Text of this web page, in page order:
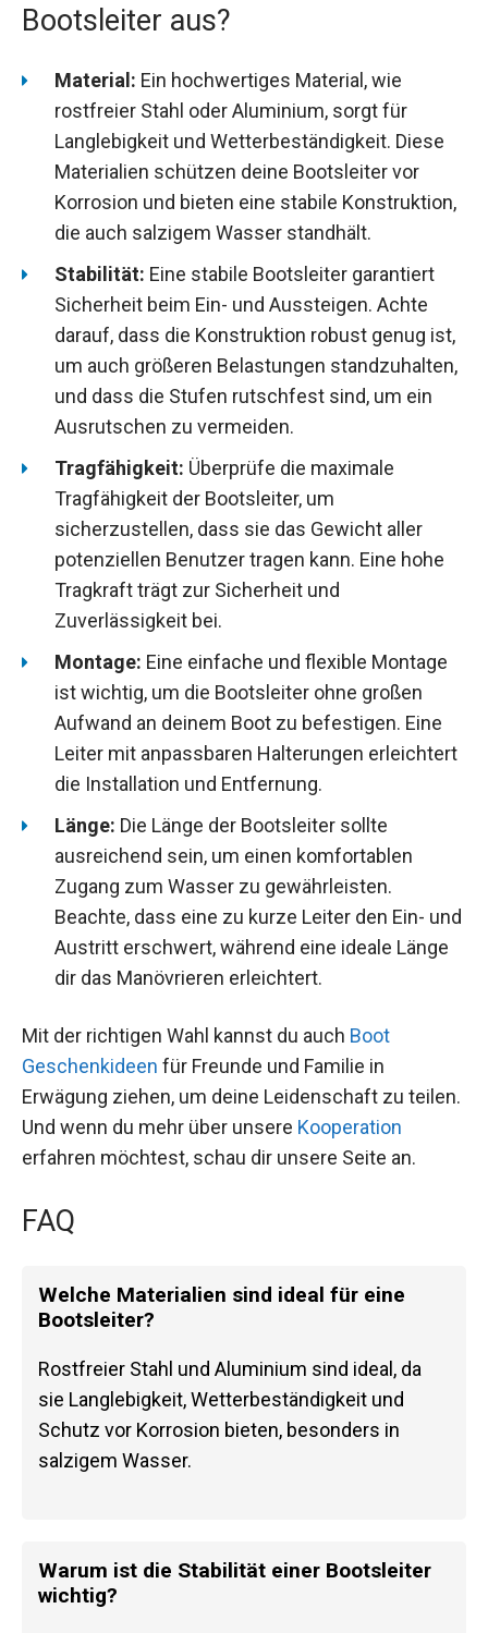
Bootsleiter aus?
Material: Ein hochwertiges Material, wie
rostfreier Stahl oder Aluminium, sorgt für
Langlebigkeit und Wetterbeständigkeit. Diese
Materialien schützen deine Bootsleiter vor
Korrosion und bieten eine stabile Konstruktion,
die auch salzigem Wasser standhält.
Stabilität: Eine stabile Bootsleiter garantiert
Sicherheit beim Ein- und Aussteigen. Achte
darauf, dass die Konstruktion robust genug ist,
um auch größeren Belastungen standzuhalten,
und dass die Stufen rutschfest sind, um ein
Ausrutschen zu vermeiden.
Tragfähigkeit: Überprüfe die maximale
Tragfähigkeit der Bootsleiter, um
sicherzustellen, dass sie das Gewicht aller
potenziellen Benutzer tragen kann. Eine hohe
Tragkraft trägt zur Sicherheit und
Zuverlässigkeit bei.
Montage: Eine einfache und flexible Montage
ist wichtig, um die Bootsleiter ohne großen
Aufwand an deinem Boot zu befestigen. Eine
Leiter mit anpassbaren Halterungen erleichtert
die Installation und Entfernung.
Länge: Die Länge der Bootsleiter sollte
ausreichend sein, um einen komfortablen
Zugang zum Wasser zu gewährleisten.
Beachte, dass eine zu kurze Leiter den Ein- und
Austritt erschwert, während eine ideale Länge
dir das Manövrieren erleichtert.
Mit der richtigen Wahl kannst du auch Boot
Geschenkideen für Freunde und Familie in
Erwägung ziehen, um deine Leidenschaft zu teilen.
Und wenn du mehr über unsere Kooperation
erfahren möchtest, schau dir unsere Seite an.
FAQ
Welche Materialien sind ideal für eine
Bootsleiter?
Rostfreier Stahl und Aluminium sind ideal, da
sie Langlebigkeit, Wetterbeständigkeit und
Schutz vor Korrosion bieten, besonders in
salzigem Wasser.
Warum ist die Stabilität einer Bootsleiter
wichtig?